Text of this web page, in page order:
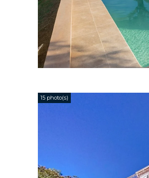
15 photo(s)